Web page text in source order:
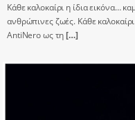
Κάθε καλοκαίρι η ίδια εικόνα…
ανθρώπινες ζωές. Κάθε
AntiNero ως τη[…]